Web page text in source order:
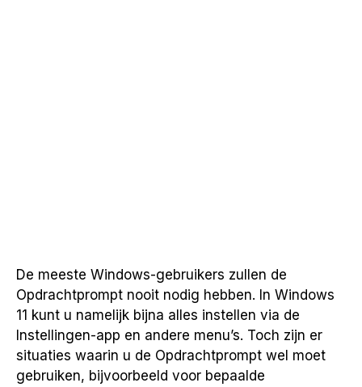
De meeste Windows-gebruikers zullen de
Opdrachtprompt nooit nodig hebben. In Windows
11 kunt u namelijk bijna alles instellen via de
Instellingen-app en andere menu’s. Toch zijn er
situaties waarin u de Opdrachtprompt wel moet
gebruiken, bijvoorbeeld voor bepaalde